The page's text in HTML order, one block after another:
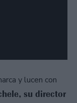
y lucen con
su director